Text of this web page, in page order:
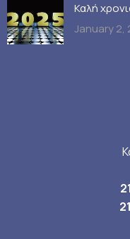
Καλή
January 2,